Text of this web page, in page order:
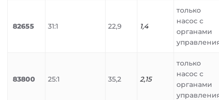
82655 31:1 22,9 1,4
только
насос с
органами
83800 25:1 35,2 2,15
только
насос с
органами